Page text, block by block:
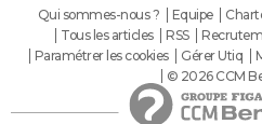
Qui sommes-nous ? Equipe
Tous les articles
RSS
Paramétrer les cookies
Gérer Utiq
© 2026 CCM